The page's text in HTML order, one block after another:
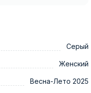
Серый
Женский
Весна-Лето 2025